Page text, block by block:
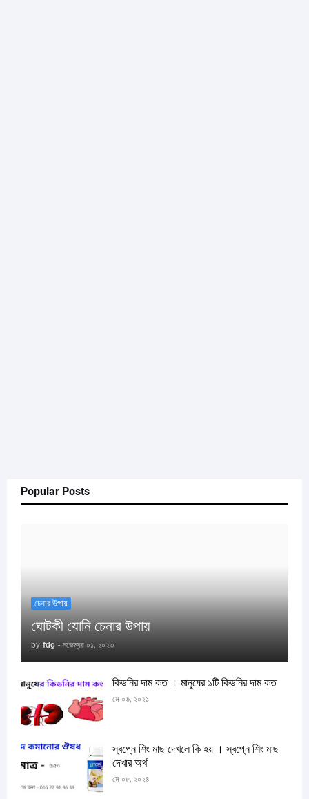
Popular Posts
চেনার উপায়
ঘোটকী যোনি চেনার উপায়
by fdg - নভেম্বর ০১, ২০২৩
কিডনির দাম কত । মানুষের ১টি কিডনির দাম কত
মে ০৬, ২০২১
স্বপ্নে শিং মাছ দেখলে কি হয় । স্বপ্নে শিং মাছ
দেখার অর্থ
মে ০৮, ২০২৪